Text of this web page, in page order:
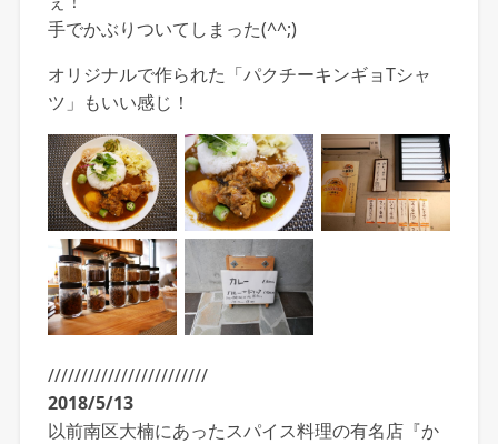
手でかぶりついてしまった(^^;)
オリジナルで作られた「パクチーキンギョTシャ
ツ」もいい感じ！
////////////////////////
2018/5/13
以前南区大楠にあったスパイス料理の有名店『か